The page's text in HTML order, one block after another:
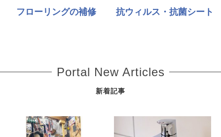
フローリングの補修 抗ウィルス・抗菌シート
Portal New Articles
新着記事